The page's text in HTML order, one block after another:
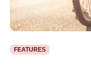
FEATURES